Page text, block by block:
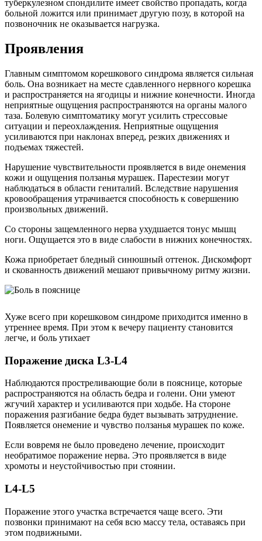
туберкулезном спондилите имеет свойство пропадать, когда
больной ложится или принимает другую позу, в которой на
позвоночник не оказывается нагрузка.
Проявления
Главным симптомом корешкового синдрома является сильная
боль. Она возникает на месте сдавленного нервного корешка
и распространяется на ягодицы и нижние конечности. Иногда
неприятные ощущения распространяются на органы малого
таза. Болевую симптоматику могут усилить стрессовые
ситуации и переохлаждения. Неприятные ощущения
усиливаются при наклонах вперед, резких движениях и
подъемах тяжестей.
Нарушение чувствительности проявляется в виде онемения
кожи и ощущения ползанья мурашек. Парестезии могут
наблюдаться в области гениталий. Вследствие нарушения
кровообращения утрачивается способность к совершению
произвольных движений.
Со стороны защемленного нерва ухудшается тонус мышц
ноги. Ощущается это в виде слабости в нижних конечностях.
Кожа приобретает бледный синюшный оттенок. Дискомфорт
и скованность движений мешают привычному ритму жизни.
Хуже всего при корешковом синдроме приходится именно в
утреннее время. При этом к вечеру пациенту становится
легче, и боль утихает
Поражение диска L3-L4
Наблюдаются простреливающие боли в пояснице, которые
распространяются на область бедра и голени. Они умеют
жгучий характер и усиливаются при ходьбе. На стороне
поражения разгибание бедра будет вызывать затруднение.
Появляется онемение и чувство ползанья мурашек по коже.
Если вовремя не было проведено лечение, происходит
необратимое поражение нерва. Это проявляется в виде
хромоты и неустойчивостью при стоянии.
L4-L5
Поражение этого участка встречается чаще всего. Эти
позвонки принимают на себя всю массу тела, оставаясь при
этом подвижными.